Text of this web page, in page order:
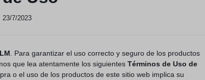
23/7/2023
. Para garantizar el uso correcto y seguro de los productos
que lea atentamente los siguientes Términos de Uso de
o el uso de los productos de este sitio web implica su